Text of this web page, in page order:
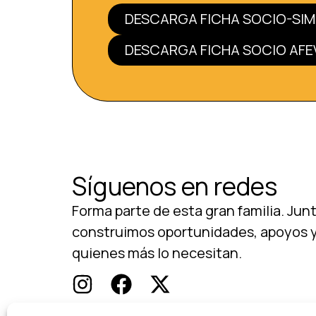
DESCARGA FICHA SOCIO-
DESCARGA FICHA SOCIO
Síguenos en redes
Forma parte de esta gran familia.
construimos oportunidades, apoyos
quienes más lo necesitan.